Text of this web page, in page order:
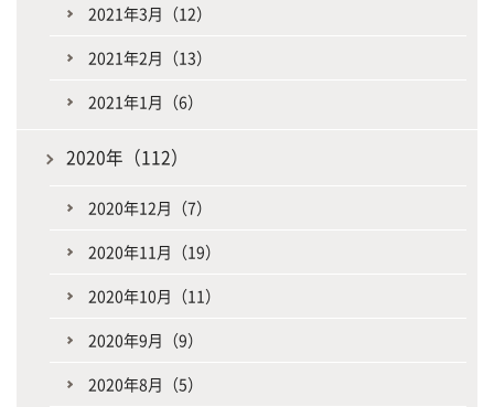
2021年3月（12）
2021年2月（13）
2021年1月（6）
2020年（112）
2020年12月（7）
2020年11月（19）
2020年10月（11）
2020年9月（9）
2020年8月（5）